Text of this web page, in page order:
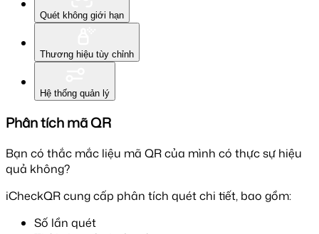
Quét không giới hạn
Thương hiệu tùy chỉnh
Hệ thống quản lý
Phân tích mã QR
Bạn có thắc mắc liệu mã QR của mình có thực sự hiệu
quả không?
iCheckQR cung cấp phân tích quét chi tiết, bao gồm:
Số lần quét